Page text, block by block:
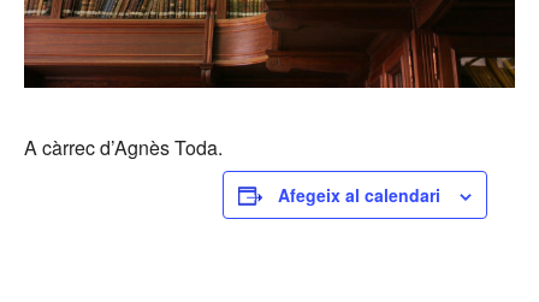
A càrrec d’Agnès Toda.
Afegeix al calendari